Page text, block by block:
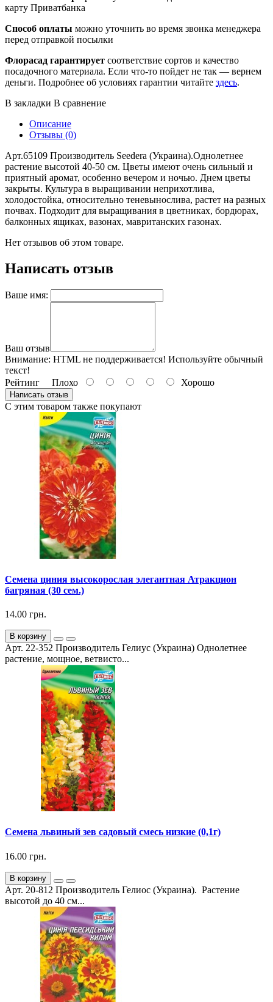
карту Приватбанка
Способ оплаты можно уточнить во время звонка менеджера
перед отправкой посылки
Флорасад гарантирует соответствие сортов и качество
посадочного материала. Если что-то пойдет не так — вернем
деньги. Подробнее об условиях гарантии читайте здесь.
В закладки В сравнение
Описание
Отзывы (0)
Арт.65109 Производитель Seedera (Украина).Однолетнее
растение высотой 40-50 см. Цветы имеют очень сильный и
приятный аромат, особенно вечером и ночью. Днем цветы
закрыты. Культура в выращивании неприхотлива,
холодостойка, относительно теневынослива, растет на разных
почвах. Подходит для выращивания в цветниках, бордюрах,
балконных ящиках, вазонах, мавританских газонах.
Нет отзывов об этом товаре.
Написать отзыв
Ваше имя:
Ваш отзыв
Внимание: HTML не поддерживается! Используйте обычный
текст!
Рейтинг Плохо Хорошо
Написать отзыв
С этим товаром также покупают
Семена циния высокорослая элегантная Атракцион
багряная (30 сем.)
14.00 грн.
В корзину
Арт. 22-352 Производитель Гелиус (Украина) Однолетнее
растение, мощное, ветвисто...
Семена львиный зев садовый смесь низкие (0,1г)
16.00 грн.
В корзину
Арт. 20-812 Производитель Гелиос (Украина). Растение
высотой до 40 см...